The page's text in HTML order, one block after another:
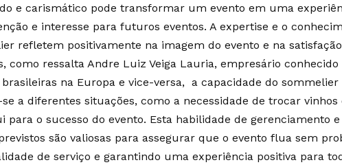
e carismático pode transformar um evento em uma
e interesse para futuros eventos. A expertise e o
refletem positivamente na imagem do evento e na
como ressalta Andre Luiz Veiga Lauria, empresário
brasileiras na Europa e vice-versa, a capacidade do
a diferentes situações, como a necessidade de trocar
para o sucesso do evento. Esta habilidade de gerenciamento
são valiosas para assegurar que o evento flua sem
de serviço e garantindo uma experiência positiva para